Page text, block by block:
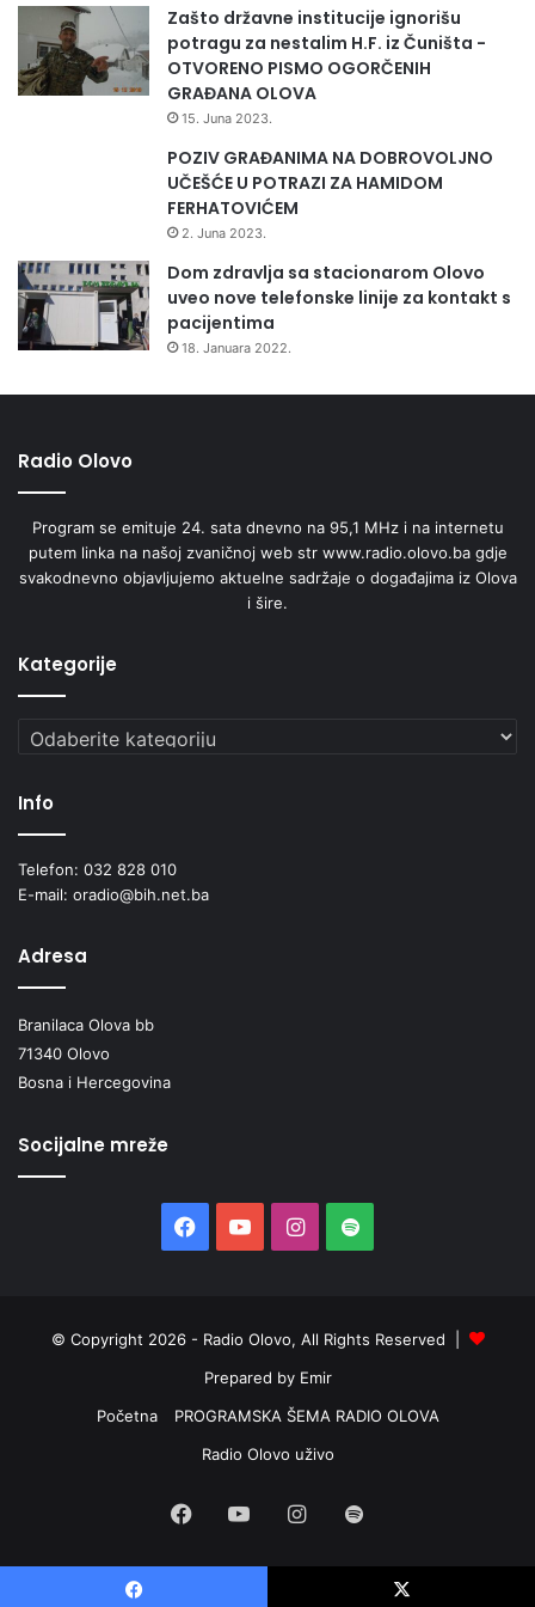
Zašto državne institucije ignorišu
potragu za nestalim H.F. iz Čuništa -
OTVORENO PISMO OGORČENIH
GRAĐANA OLOVA
15. Juna 2023.
POZIV GRAĐANIMA NA DOBROVOLJNO
UČEŠĆE U POTRAZI ZA HAMIDOM
FERHATOVIĆEM
2. Juna 2023.
Dom zdravlja sa stacionarom Olovo
uveo nove telefonske linije za kontakt s
pacijentima
18. Januara 2022.
Radio Olovo
Program se emituje 24. sata dnevno na 95,1 MHz i na internetu
putem linka na našoj zvaničnoj web str www.radio.olovo.ba gdje
svakodnevno objavljujemo aktuelne sadržaje o događajima iz Olova
i šire.
Kategorije
Kategorije
Info
Telefon: 032 828 010
E-mail: oradio@bih.net.ba
Adresa
Branilaca Olova bb
71340 Olovo
Bosna i Hercegovina
Socijalne mreže
Facebook
YouTubeInstagram
Spotify
© Copyright 2026 - Radio Olovo, All Rights Reserved |
Prepared by Emir
Početna
PROGRAMSKA ŠEMA RADIO OLOVA
Radio Olovo uživo
Facebook
YouTubeInstagram
Spotify